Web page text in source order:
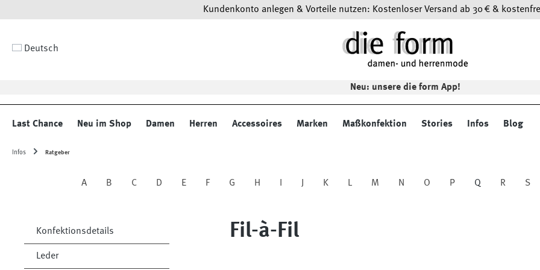
Kundenkonto anlegen & Vorteile nutzen: Kostenloser Versand ab 30 € &
Deutsch
Neu: unsere die form App!
Last Chance Neu im Shop Damen Herren Accessoires Marken Maßkonfektion Stories Infos Blog
Infos Ratgeber
A B C D E F G H K L M N O P Q R S
Konfektionsdetails
Leder
Fil-à-Fil